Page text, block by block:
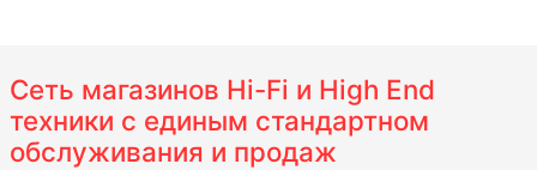
Сеть магазинов Hi-Fi и High End
техники с единым стандартном
обслуживания и продаж